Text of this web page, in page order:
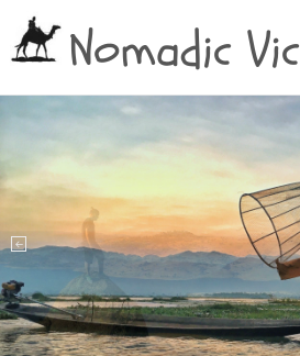
Nomadic Vic